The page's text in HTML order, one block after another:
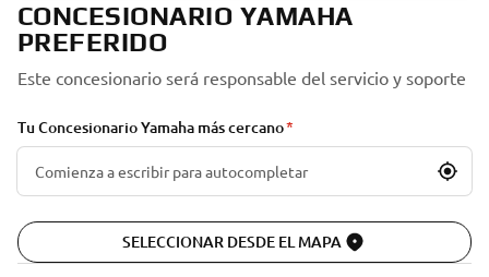
CONCESIONARIO YAMAHA
PREFERIDO
Este concesionario será responsable del servicio y soporte
Tu Concesionario Yamaha más cercano
SELECCIONAR DESDE EL MAPA